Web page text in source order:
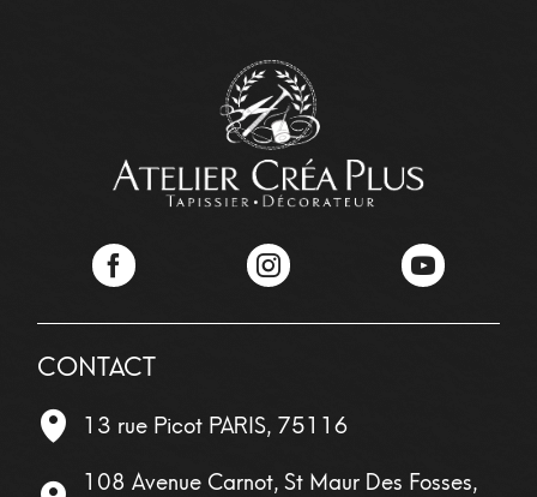
YouTube
CONTACT
13 rue Picot PARIS, 75116
108 Avenue Carnot, St Maur Des Fosses,